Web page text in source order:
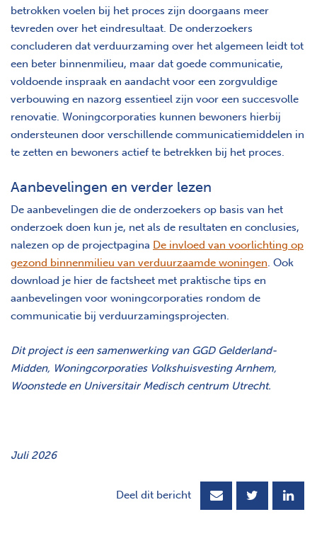
betrokken voelen bij het proces zijn doorgaans meer
tevreden over het eindresultaat. De onderzoekers
concluderen dat verduurzaming over het algemeen leidt tot
een beter binnenmilieu, maar dat goede communicatie,
voldoende inspraak en aandacht voor een zorgvuldige
verbouwing en nazorg essentieel zijn voor een succesvolle
renovatie. Woningcorporaties kunnen bewoners hierbij
ondersteunen door verschillende communicatiemiddelen in
te zetten en bewoners actief te betrekken bij het proces.
Aanbevelingen en verder lezen
De aanbevelingen die de onderzoekers op basis van het
onderzoek doen kun je, net als de resultaten en conclusies,
nalezen op de projectpagina De invloed van voorlichting op
gezond binnenmilieu van verduurzaamde woningen. Ook
download je hier de factsheet met praktische tips en
aanbevelingen voor woningcorporaties rondom de
communicatie bij verduurzamingsprojecten.
Dit project is een samenwerking van GGD Gelderland-
Midden, Woningcorporaties Volkshuisvesting Arnhem,
Woonstede en Universitair Medisch centrum Utrecht.
Juli 2026
Deel dit bericht